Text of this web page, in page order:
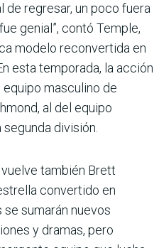
de regresar, un poco fuera
genial”, contó Temple,
modelo reconvertida en
esta temporada, la acción
masculino de
al del equipo
división.
también Brett
convertido en
sumarán nuevos
y dramas, pero